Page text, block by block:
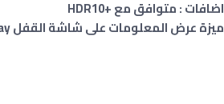
اضافات : متوافق مع +HDR10
ميزة عرض المعلومات على شاشة القفل Always-on display .